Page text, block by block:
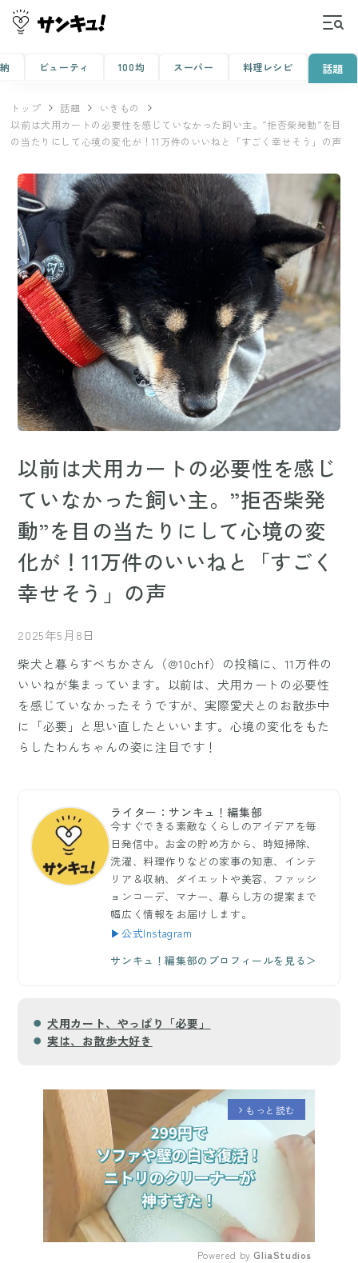
ビューティ 100均 スーパー 料理レシピ 話題
トップ 話題
いきもの
以前は犬用カートの必要性を感じていなかった飼い主。”拒否柴発動”を目
の当たりにして心境の変化が！11万件のいいねと「すごく幸せそう」の声
以前は犬用カートの必要性を感じ
ていなかった飼い主。”拒否柴発
動”を目の当たりにして心境の変
化が！11万件のいいねと「すごく
幸せそう」の声
2025年5月8日
柴犬と暮らすべちかさん（@10chf）の投稿に、11万件の
いいねが集まっています。以前は、犬用カートの必要性
を感じていなかったそうですが、実際愛犬とのお散歩中
に「必要」と思い直したといいます。心境の変化をもた
らしたわんちゃんの姿に注目です！
ライター：サンキュ！編集部
今すぐできる素敵なくらしのアイデアを毎
日発信中。お金の貯め方から、時短掃除、
洗濯、料理作りなどの家事の知恵、インテ
リア＆収納、ダイエットや美容、ファッシ
ョンコーデ、マナー、暮らし方の提案まで
幅広く情報をお届けします。
▶公式Instagram
サンキュ！編集部のプロフィールを見る＞
犬用カート、やっぱり「必要」
実は、お散歩大好き
arrow_forward_ios もっと読む
Powered by GliaStudios